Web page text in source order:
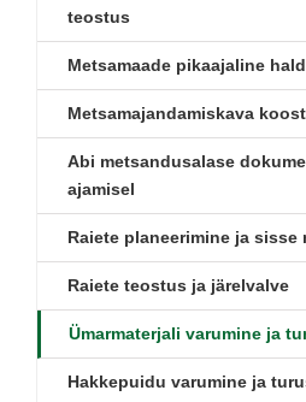
teostus
Metsamaade pikaajaline
Metsamajandamiskava
Abi metsandusalase
ajamisel
Raiete planeerimine ja sisse
Raiete teostus ja järelvalve
Ümarmaterjali varumine ja
Hakkepuidu varumine ja